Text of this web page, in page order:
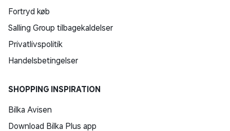
Fortryd køb
Salling Group tilbagekaldelser
Privatlivspolitik
Handelsbetingelser
SHOPPING INSPIRATION
Bilka Avisen
Download Bilka Plus app